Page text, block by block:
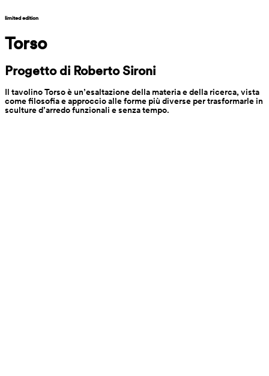
limited edition
Torso
Progetto di Roberto Sironi
Il tavolino Torso è un’esaltazione della materia e della ricerca, vista
come filosofia e approccio alle forme più diverse per trasformarle in
sculture d’arredo funzionali e senza tempo.